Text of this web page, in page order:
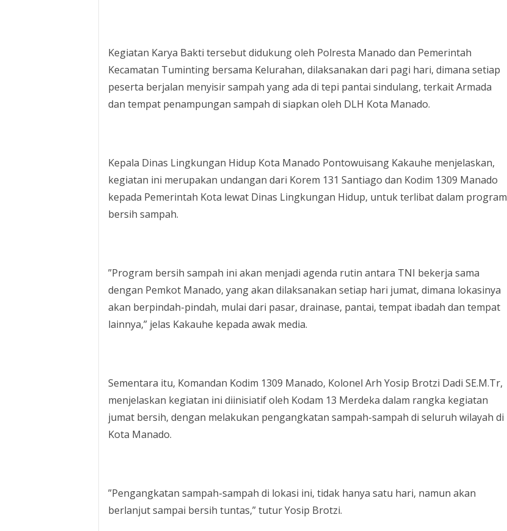
Kegiatan Karya Bakti tersebut didukung oleh Polresta Manado dan Pemerintah
Kecamatan Tuminting bersama Kelurahan, dilaksanakan dari pagi hari, dimana setiap
peserta berjalan menyisir sampah yang ada di tepi pantai sindulang, terkait Armada
dan tempat penampungan sampah di siapkan oleh DLH Kota Manado.
Kepala Dinas Lingkungan Hidup Kota Manado Pontowuisang Kakauhe menjelaskan,
kegiatan ini merupakan undangan dari Korem 131 Santiago dan Kodim 1309 Manado
kepada Pemerintah Kota lewat Dinas Lingkungan Hidup, untuk terlibat dalam program
bersih sampah.
”Program bersih sampah ini akan menjadi agenda rutin antara TNI bekerja sama
dengan Pemkot Manado, yang akan dilaksanakan setiap hari jumat, dimana lokasinya
akan berpindah-pindah, mulai dari pasar, drainase, pantai, tempat ibadah dan tempat
lainnya,” jelas Kakauhe kepada awak media.
Sementara itu, Komandan Kodim 1309 Manado, Kolonel Arh Yosip Brotzi Dadi SE.M.Tr,
menjelaskan kegiatan ini diinisiatif oleh Kodam 13 Merdeka dalam rangka kegiatan
jumat bersih, dengan melakukan pengangkatan sampah-sampah di seluruh wilayah di
Kota Manado.
”Pengangkatan sampah-sampah di lokasi ini, tidak hanya satu hari, namun akan
berlanjut sampai bersih tuntas,” tutur Yosip Brotzi.